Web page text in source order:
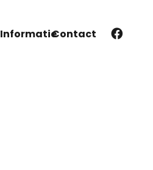
InformatieContact